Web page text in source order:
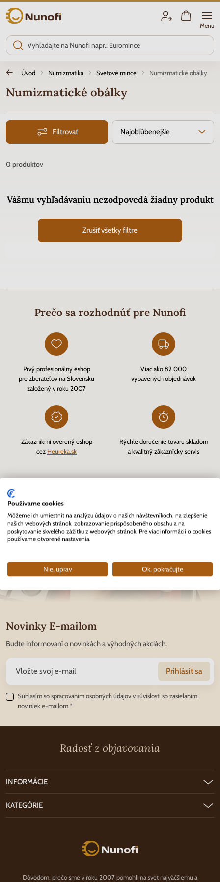
Nunofi.sk
Menu
Úvod Numizmatika Svetové mince Numizmatické obálky
Numizmatické obálky
Filtrovať Najobľúbenejšie
0 produktov
Vášmu vyhľadávaniu nezodpovedá žiadny produkt
Zrušiť všetky filtre
Prečo sa rozhodnúť pre Nunofi
Prvý profesionálny eshop
pre zberateľov na Slovensku
založený v roku 2007
Viac ako 82 000
vybavených objednávok
Zákazníkmi overený eshop
cez Heureka.sk
Rýchle doručenie tovaru skladom
a kvalitný zákaznícky servis
Novinky E-mailom
Budte informovaní o novinkách a výhodných akciách.
Prihlásiť sa
Súhlasím sospracovaním osobných údajovv súvislosti so zasielaním
noviniek e-mailom.*
Radosť z objavovania
Nunofi.sk
Dôvodom, prečo sme v roku 2007 pomohli na svet najväčšiemu a
INFORMÁCIE
KATEGÓRIE
Používame cookies
Môžeme ich umiestniť na analýzu údajov o našich návštevníkoch, na zlepšenie
našich webových stránok, zobrazovanie prispôsobeného obsahu a na
poskytovanie skvelého zážitku z webových stránok. Pre viac informácií o cookies
používame otvorené nastavenia.
Nie, uprav Ok, pokračujte